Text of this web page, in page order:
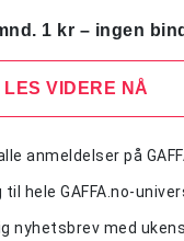
1 kr – ingen
LES VIDERE NÅ
anmeldelser på
til hele GAFFA.no-
nyhetsbrev med ukens